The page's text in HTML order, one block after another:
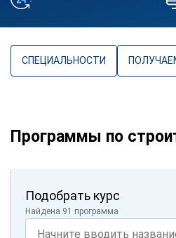
СПЕЦИАЛЬНОСТИ
Программы по
Подобрать курс
Найдена 91 программа